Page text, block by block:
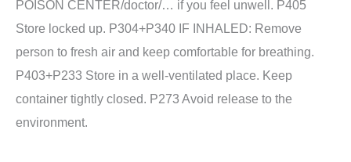
POISON CENTER/doctor/… if you feel unwell. P405
Store locked up. P304+P340 IF INHALED: Remove
person to fresh air and keep comfortable for breathing.
P403+P233 Store in a well-ventilated place. Keep
container tightly closed. P273 Avoid release to the
environment.